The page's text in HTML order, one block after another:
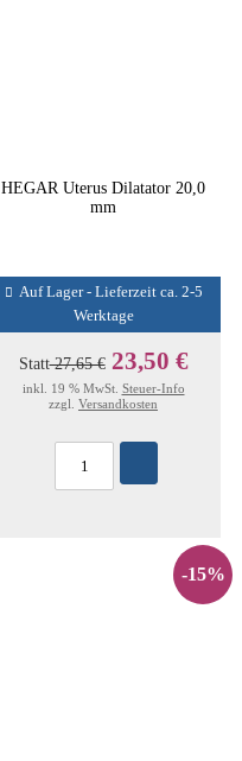
HEGAR Uterus Dilatator 20,0
mm
Auf Lager - Lieferzeit ca. 2-5
Werktage
Statt27,65 € 23,50 €
inkl. 19 % MwSt. Steuer-Info
zzgl. Versandkosten
-15%